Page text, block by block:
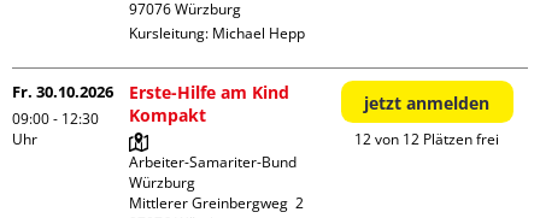
Kursleitung: Michael Hepp
Fr. 30.10.2026
09:00 - 12:30
Uhr
Erste-Hilfe am Kind
Kompakt
Arbeiter-Samariter-Bund
Würzburg
Mittlerer Greinbergweg  2
jetzt anmelden
12 von 12 Plätzen frei